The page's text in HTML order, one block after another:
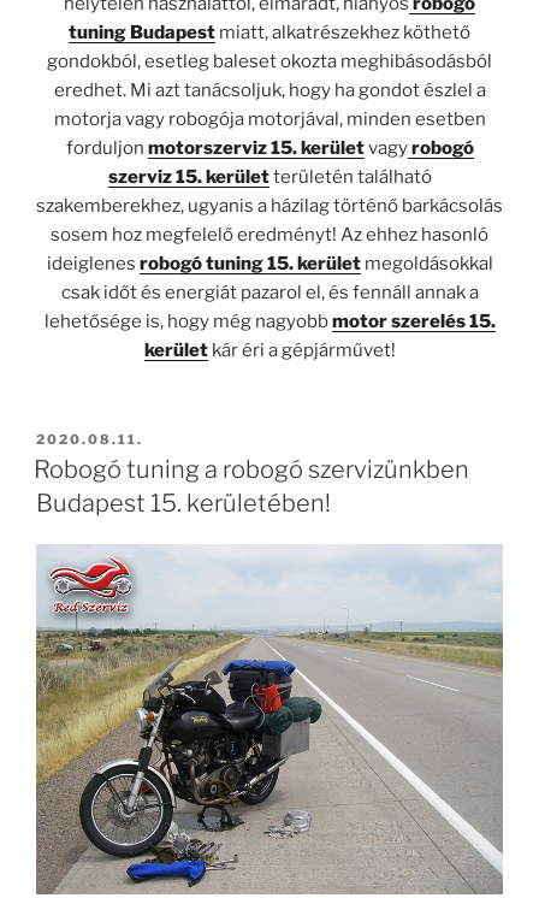
tuning Budapest miatt, alkatrészekhez köthető
gondokból, esetleg baleset okozta meghibásodásból
eredhet. Mi azt tanácsoljuk, hogy ha gondot észlel a
motorja vagy robogója motorjával, minden esetben
forduljon motorszerviz 15. kerületvagyrobogó
szerviz 15. kerületterületén található
szakemberekhez, ugyanis a házilag történő barkácsolás
sosem hoz megfelelő eredményt! Az ehhez hasonló
ideiglenes robogó tuning 15. kerületmegoldásokkal
csak időt és energiát pazarol el, és fennáll annak a
lehetősége is, hogy még nagyobbmotor szerelés 15.
kerületkár éri a gépjárművet!
BEKÜLDVE:
2020.08.11.
Robogó tuning a robogó szervizünkben
Budapest 15. kerületében!